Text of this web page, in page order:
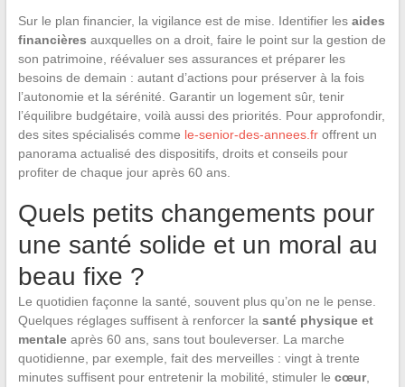
Sur le plan financier, la vigilance est de mise. Identifier les aides
financières auxquelles on a droit, faire le point sur la gestion de
son patrimoine, réévaluer ses assurances et préparer les
besoins de demain : autant d’actions pour préserver à la fois
l’autonomie et la sérénité. Garantir un logement sûr, tenir
l’équilibre budgétaire, voilà aussi des priorités. Pour approfondir,
des sites spécialisés comme le-senior-des-annees.froffrent un
panorama actualisé des dispositifs, droits et conseils pour
profiter de chaque jour après 60 ans.
Quels petits changements pour
une santé solide et un moral au
beau fixe ?
Le quotidien façonne la santé, souvent plus qu’on ne le pense.
Quelques réglages suffisent à renforcer la santé physique et
mentaleaprès 60 ans, sans tout bouleverser. La marche
quotidienne, par exemple, fait des merveilles : vingt à trente
minutes suffisent pour entretenir la mobilité, stimuler le cœur,